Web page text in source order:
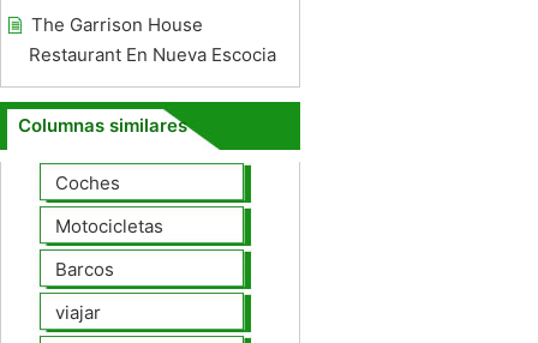
The Garrison House
Restaurant En Nueva Escocia
Columnas similares
Coches
Motocicletas
Barcos
viajar